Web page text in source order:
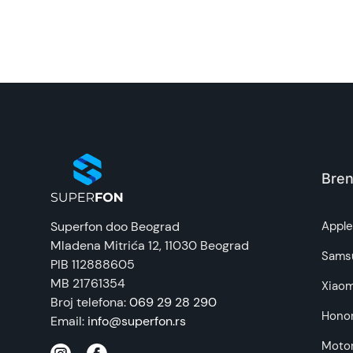
nalazite.
Sa ultra tankim mrežnim filtrom i zaštitnim nano-
izazovima!
Superfon doo Beograd
Mladena Mitrića 12, 11030 Beograd
PIB 112888605
MB 21761354
Broj telefona:069 29 28 290
Email: info@superfon.rs
Apple